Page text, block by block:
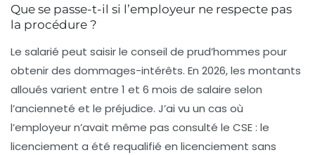
Que se passe-t-il si l’employeur ne respecte pas
la procédure ?
Le salarié peut saisir le conseil de prud’hommes pour
obtenir des dommages-intérêts. En 2026, les montants
alloués varient entre 1 et 6 mois de salaire selon
l’ancienneté et le préjudice. J’ai vu un cas où
l’employeur n’avait même pas consulté le CSE : le
licenciement a été requalifié en licenciement sans